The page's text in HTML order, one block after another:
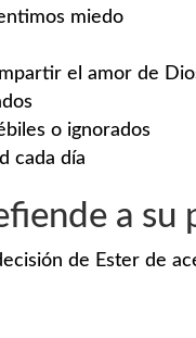
miedo
el amor de
o ignorados
cada día
a su
de Ester de